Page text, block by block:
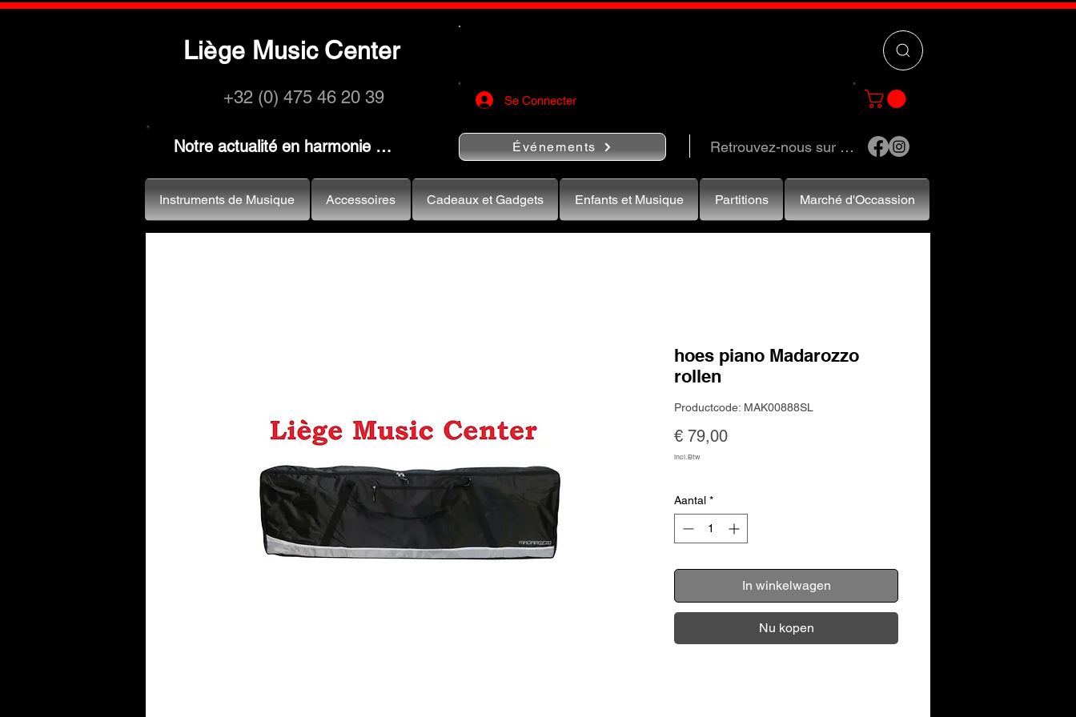
Liège Music Center
+32 (0) 475 46 20 39 Se Connecter
Notre actualité en harmonie … Événements Retrouvez-nous sur …
hoes piano Madarozzo
rollen
Productcode: MAK00888SL
€ 79,00Prijs
incl.Btw
Aantal *
In winkelwagen
Nu kopen
Instruments de Musique Accessoires Cadeaux et Gadgets Enfants et Musique Partitions Marché d'Occassion